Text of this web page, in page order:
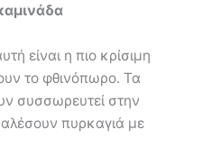
είναι η πιο κρίσιμη
το φθινόπωρο. Τα
συσσωρευτεί στην
πυρκαγιά με